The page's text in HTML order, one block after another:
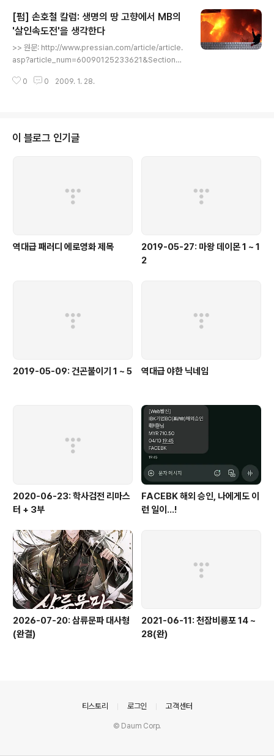
른 것이다. 1일 오후 청계광장에서 열린 '폭력살인진압 규탄 및 MB악법저지를
위한 국민대회'에 앉아 다가올 입법전쟁을 생각하고 있자니 문득 떠오른 것은
엉뚱하게도 이회창 자유선진당 총재..
[펌] 손호철 칼럼: 생명의 땅 고향에서 MB의
'살인속도전'을 생각한다
>> 원문: http://www.pressian.com/article/article.
asp?article_num=60090125233621&Section=0
호철 칼럼] '제2의 살인' 막을 수 있는 건 여러분뿐입니다
의 정이 듬뿍 실린 떡국은 드셨는지요? 고향의 부모님들께
세배도 드리고 오랜만에 친지들과 만나 돌아가는 세상이야
0 0 2009. 1. 28.
이 블로그 인기글
역대급 패러디 에로영화 제목
2019-05-27: 마왕 데이몬 1 ~ 1
2
2019-05-09: 건곤불이기 1 ~ 5 역대급 야한 닉네임
2020-06-23: 학사검전 리마스
터 + 3부
FACEBK 해외 승인, 나에게도 이
런 일이...!
2026-07-20: 삼류문파 대사형
(완결)
2021-06-11: 천잠비룡포 14 ~
28(완)
티스토리 로그인 고객센터
© Daum Corp.